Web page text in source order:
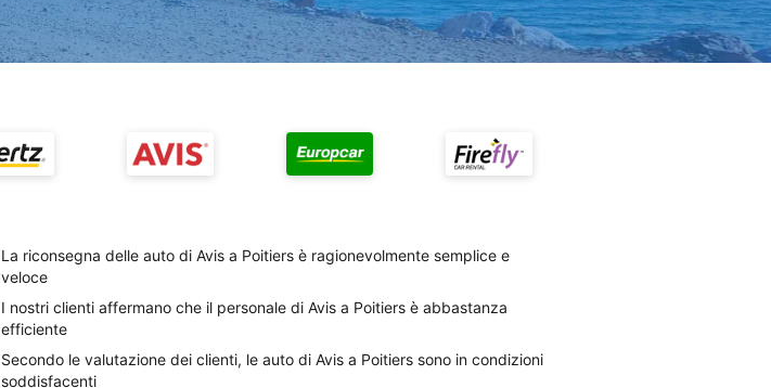
La riconsegna delle auto di Avis a Poitiers è ragionevolmente semplice e
veloce
I nostri clienti affermano che il personale di Avis a Poitiers è abbastanza
efficiente
Secondo le valutazione dei clienti, le auto di Avis a Poitiers sono in condizioni
soddisfacenti